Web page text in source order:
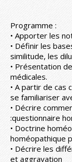
Programme :
• Apporter les
• Définir les
similitude, les
• Présentation
médicales.
• A partir de cas
se familiariser
• Décrire
:questionnaire
• Doctrine
homéopathique
• Décrire les
et aggravation